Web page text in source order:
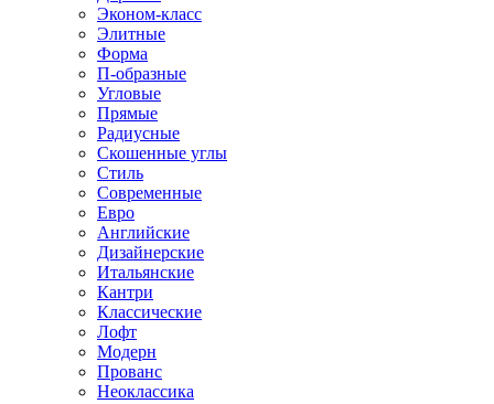
Эконом-класс
Элитные
Форма
П-образные
Угловые
Прямые
Радиусные
Скошенные углы
Стиль
Современные
Евро
Английские
Дизайнерские
Итальянские
Кантри
Классические
Лофт
Модерн
Прованс
Неоклассика